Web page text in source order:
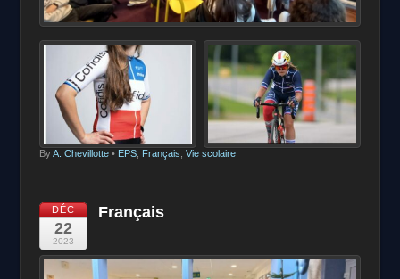
ByA. Chevillotte• EPS, Français Vie scolaire
DÉC
22
2023
Français